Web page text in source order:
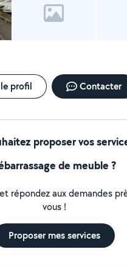
profil Contacter
proposer vos
de meuble ?
répondez aux demandes
vous !
Proposer mes services